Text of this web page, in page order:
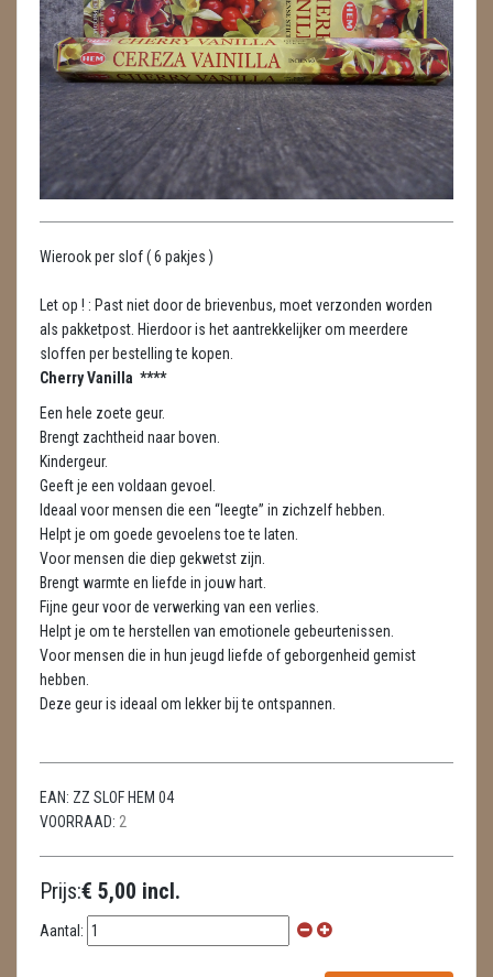
HANGERS
HARTEN
HUISREINIGING
KAARSEN
MASSAGE
METEORIETEN
READING EN PERSOONLIJK ADVIES
SCHEDELS / SKULLS
SELENIET
SPECIALE STUKKEN
TELEFOON KOORDEN
THEELICHTEN
VLINDERS
WIEROOK GREEN TREE
WIEROOK KEGELS
Wierook per slof ( 6 pakjes )
Let op ! : Past niet door de brievenbus, moet verzonden worden
als pakketpost. Hierdoor is het aantrekkelijker om meerdere
sloffen per bestelling te kopen.
Cherry Vanilla ****
Een hele zoete geur.
Brengt zachtheid naar boven.
Kindergeur.
Geeft je een voldaan gevoel.
Ideaal voor mensen die een “leegte” in zichzelf hebben.
Helpt je om goede gevoelens toe te laten.
Voor mensen die diep gekwetst zijn.
Brengt warmte en liefde in jouw hart.
Fijne geur voor de verwerking van een verlies.
Helpt je om te herstellen van emotionele gebeurtenissen.
Voor mensen die in hun jeugd liefde of geborgenheid gemist
hebben.
Deze geur is ideaal om lekker bij te ontspannen.
EAN: ZZ SLOF HEM 04
VOORRAAD: 2
Prijs:€ 5,00 incl.
Aantal: